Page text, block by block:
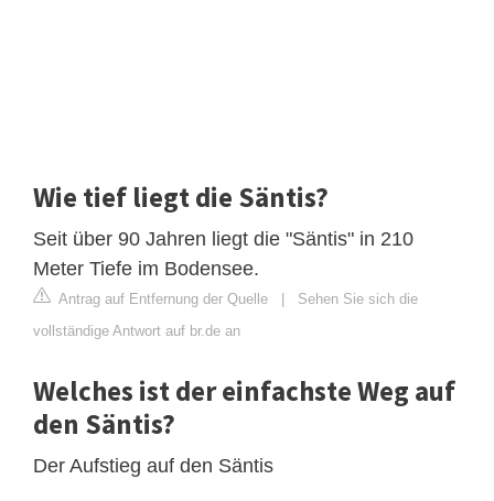
Wie tief liegt die Säntis?
Seit über 90 Jahren liegt die "Säntis" in 210
Meter Tiefe im Bodensee.
Antrag auf Entfernung der Quelle | Sehen Sie sich die
vollständige Antwort auf br.de an
Welches ist der einfachste Weg auf
den Säntis?
Der Aufstieg auf den Säntis